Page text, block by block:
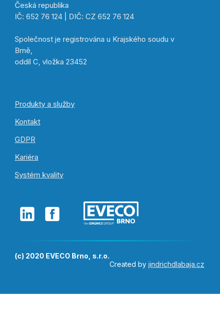
Česká republika
IČ: 652 76 124 | DIČ: CZ 652 76 124
Společnost je registrována u Krajského soudu v
Brně,
oddíl C, vložka 23452
Produkty a služby
Kontakt
GDPR
Kariéra
Systém kvality
(c) 2020 EVECO Brno, s.r.o.
Created by jindrichdlabaja.cz